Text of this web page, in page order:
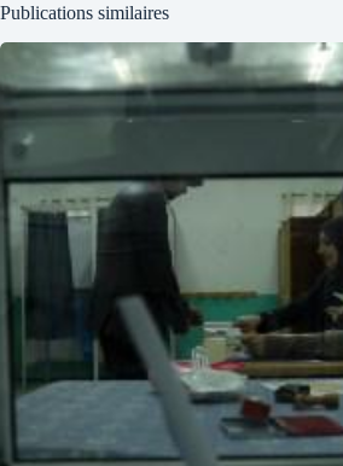
Publications similaires